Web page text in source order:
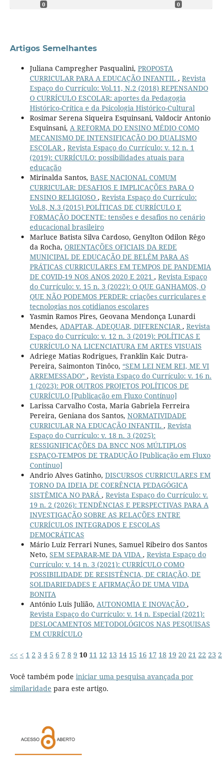
0 0
Artigos Semelhantes
Juliana Campregher Pasqualini, PROPOSTA
CURRICULAR PARA A EDUCAÇÃO INFANTIL , Revista
Espaço do Currículo: Vol.11, N.2 (2018) REPENSANDO
O CURRÍCULO ESCOLAR: aportes da Pedagogia
Histórico-Crítica e da Psicologia Histórico-Cultural
Rosimar Serena Siqueira Esquinsani, Valdocir Antonio
Esquinsani, A REFORMA DO ENSINO MÉDIO COMO
MECANISMO DE INTENSIFICAÇÃO DO DUALISMO
ESCOLAR , Revista Espaço do Currículo: v. 12 n. 1
(2019): CURRÍCULO: possibilidades atuais para
educação
Mirinalda Santos, BASE NACIONAL COMUM
CURRICULAR: DESAFIOS E IMPLICAÇÕES PARA O
ENSINO RELIGIOSO , Revista Espaço do Currículo:
Vol.8, N.3 (2015) POLÍTICAS DE CURRÍCULO E
FORMAÇÃO DOCENTE: tensões e desafios no cenário
educacional brasileiro
Marluce Batista Silva Cardoso, Genylton Odilon Rêgo
da Rocha, ORIENTAÇÕES OFICIAIS DA REDE
MUNICIPAL DE EDUCAÇÃO DE BELÉM PARA AS
PRÁTICAS CURRICULARES EM TEMPOS DE PANDEMIA
DE COVID-19 NOS ANOS 2020 E 2021 , Revista Espaço
do Currículo: v. 15 n. 3 (2022): O QUE GANHAMOS, O
QUE NÃO PODEMOS PERDER: criações curriculares e
tecnologias nos cotidianos escolares
Yasmin Ramos Pires, Geovana Mendonça Lunardi
Mendes, ADAPTAR, ADEQUAR, DIFERENCIAR , Revista
Espaço do Currículo: v. 12 n. 3 (2019): POLÍTICAS E
CURRÍCULO NA LICENCIATURA EM ARTES VISUAIS
Adriege Matias Rodrigues, Franklin Kaic Dutra-
Pereira, Saimonton Tinôco, “SEM LEI NEM REI, ME VI
ARREMESSADO” , Revista Espaço do Currículo: v. 16 n.
1 (2023): POR OUTROS PROJETOS POLÍTICOS DE
CURRÍCULO [Publicação em Fluxo Contínuo]
Larissa Carvalho Costa, Maria Gabriela Ferreira
Pereira, Geniana dos Santos, NORMATIVIDADE
CURRICULAR NA EDUCAÇÃO INFANTIL , Revista
Espaço do Currículo: v. 18 n. 3 (2025):
RESSIGNIFICAÇÕES DA BNCC NOS MÚLTIPLOS
ESPAÇO-TEMPOS DE TRADUÇÃO [Publicação em Fluxo
Contínuo]
Andrio Alves Gatinho, DISCURSOS CURRICULARES EM
TORNO DA IDEIA DE COERÊNCIA PEDAGÓGICA
SISTÊMICA NO PARÁ , Revista Espaço do Currículo: v.
19 n. 2 (2026): TENDÊNCIAS E PERSPECTIVAS PARA A
INVESTIGAÇÃO SOBRE AS RELAÇÕES ENTRE
CURRÍCULOS INTEGRADOS E ESCOLAS
DEMOCRÁTICAS
Mário Luiz Ferrari Nunes, Samuel Ribeiro dos Santos
Neto, SEM SEPARAR-ME DA VIDA , Revista Espaço do
Currículo: v. 14 n. 3 (2021): CURRÍCULO COMO
POSSIBILIDADE DE RESISTÊNCIA, DE CRIAÇÃO, DE
SOLIDARIEDADES E AFIRMAÇÃO DE UMA VIDA
BONITA
António Luis Julião, AUTONOMIA E INOVAÇÃO ,
Revista Espaço do Currículo: v. 14 n. Especial (2021):
DESLOCAMENTOS METODOLÓGICOS NAS PESQUISAS
EM CURRÍCULO
<< < 1 2 3 4 5 6 7 8 9 10 11 12 13 14 15 16 17 18 19 20 21 22 23
Você também pode iniciar uma pesquisa avançada por
similaridade para este artigo.